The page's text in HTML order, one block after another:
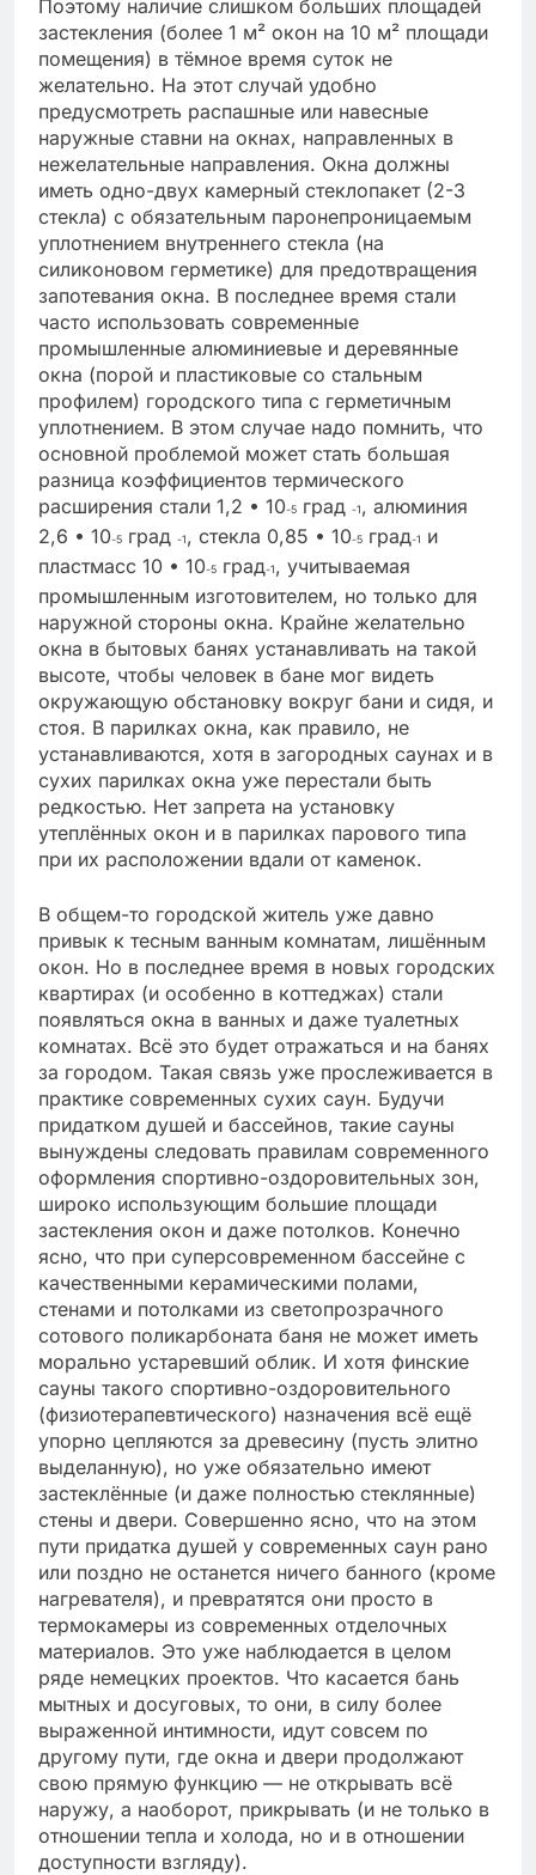
Поэтому наличие слишком больших площадей
застекления (более 1 м² окон на 10 м² площади
помещения) в тёмное время суток не
желательно. На этот случай удобно
предусмотреть распашные или навесные
наружные ставни на окнах, направленных в
нежелательные направления. Окна должны
иметь одно-двух камерный стеклопакет (2-3
стекла) с обязательным паронепроницаемым
уплотнением внутреннего стекла (на
силиконовом герметике) для предотвращения
запотевания окна. В последнее время стали
часто использовать современные
промышленные алюминиевые и деревянные
окна (порой и пластиковые со стальным
профилем) городского типа с герметичным
уплотнением. В этом случае надо помнить, что
основной проблемой может стать большая
разница коэффициентов термического
расширения стали 1,2 • 10-5 град -1, алюминия
2,6 • 10-5 град -1, стекла 0,85 • 10-5 град-1
и
пластмасс 10 • 10-5 град-1, учитываемая
промышленным изготовителем, но только для
наружной стороны окна. Крайне желательно
окна в бытовых банях устанавливать на такой
высоте, чтобы человек в бане мог видеть
окружающую обстановку вокруг бани и сидя, и
стоя. В парилках окна, как правило, не
устанавливаются, хотя в загородных саунах и в
сухих парилках окна уже перестали быть
редкостью. Нет запрета на установку
утеплённых окон и в парилках парового типа
при их расположении вдали от каменок.
В общем-то городской житель уже давно
привык к тесным ванным комнатам, лишённым
окон. Но в последнее время в новых городских
квартирах (и особенно в коттеджах) стали
появляться окна в ванных и даже туалетных
комнатах. Всё это будет отражаться и на банях
за городом. Такая связь уже прослеживается в
практике современных сухих саун. Будучи
придатком душей и бассейнов, такие сауны
вынуждены следовать правилам современного
оформления спортивно-оздоровительных зон,
широко использующим большие площади
застекления окон и даже потолков. Конечно
ясно, что при суперсовременном бассейне с
качественными керамическими полами,
стенами и потолками из светопрозрачного
сотового поликарбоната баня не может иметь
морально устаревший облик. И хотя финские
сауны такого спортивно-оздоровительного
(физиотерапевтического) назначения всё ещё
упорно цепляются за древесину (пусть элитно
выделанную), но уже обязательно имеют
застеклённые (и даже полностью стеклянные)
стены и двери. Совершенно ясно, что на этом
пути придатка душей у современных саун рано
или поздно не останется ничего банного (кроме
нагревателя), и превратятся они просто в
термокамеры из современных отделочных
материалов. Это уже наблюдается в целом
ряде немецких проектов. Что касается бань
мытных и досуговых, то они, в силу более
выраженной интимности, идут совсем по
другому пути, где окна и двери продолжают
свою прямую функцию — не открывать всё
наружу, а наоборот, прикрывать (и не только в
отношении тепла и холода, но и в отношении
доступности взгляду).